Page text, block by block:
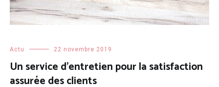
Actu 22 novembre 2019
Un service d’entretien pour la satisfaction
assurée des clients